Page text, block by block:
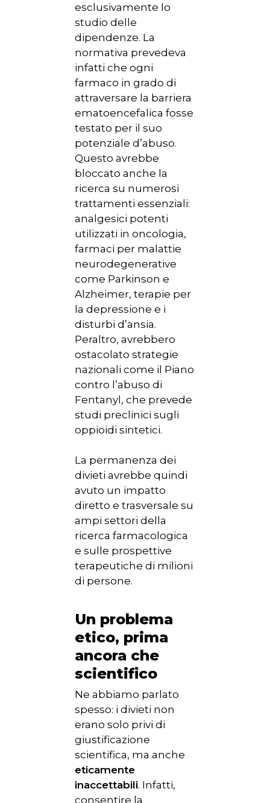
esclusivamente lo
studio delle
dipendenze. La
normativa prevedeva
infatti che ogni
farmaco in grado di
attraversare la barriera
ematoencefalica fosse
testato per il suo
potenziale d’abuso.
Questo avrebbe
bloccato anche la
ricerca su numerosi
trattamenti essenziali:
analgesici potenti
utilizzati in oncologia,
farmaci per malattie
neurodegenerative
come Parkinson e
Alzheimer, terapie per
la depressione e i
disturbi d’ansia.
Peraltro, avrebbero
ostacolato strategie
nazionali come il Piano
contro l’abuso di
Fentanyl, che prevede
studi preclinici sugli
oppioidi sintetici.
La permanenza dei
divieti avrebbe quindi
avuto un impatto
diretto e trasversale su
ampi settori della
ricerca farmacologica
e sulle prospettive
terapeutiche di milioni
di persone.
Un problema
etico, prima
ancora che
scientifico
Ne abbiamo parlato
spesso: i divieti non
erano solo privi di
giustificazione
scientifica, ma anche
eticamente
inaccettabili. Infatti,
consentire la
HOME
CHI SIAMO
NEWS
CONTATTI